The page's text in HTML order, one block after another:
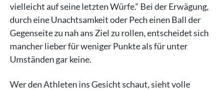
vielleicht auf seine letzten Würfe.“ Bei der Erwägung,
durch eine Unachtsamkeit oder Pech einen Ball der
Gegenseite zu nah ans Ziel zu rollen, entscheidet sich
mancher lieber für weniger Punkte als für unter
Umständen gar keine.
Wer den Athleten ins Gesicht schaut, sieht volle